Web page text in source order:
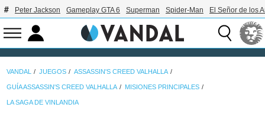
Peter Jackson Gameplay GTA 6 Superman Spider-Man El Señor de los
VANDAL JUEGOS ASSASSIN'S CREED VALHALLA
GUÍA ASSASSIN'S CREED VALHALLA MISIONES PRINCIPALES
LA SAGA DE VINLANDIA